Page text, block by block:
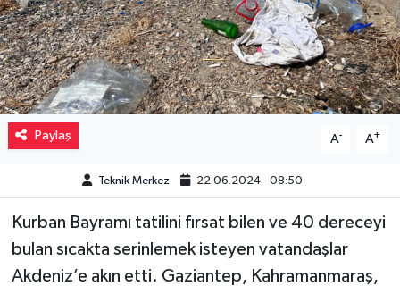
Paylaş A- A+
Teknik Merkez 22.06.2024 - 08:50
Kurban Bayramı tatilini fırsat bilen ve 40 dereceyi
bulan sıcakta serinlemek isteyen vatandaşlar
Akdeniz’e akın etti. Gaziantep, Kahramanmaraş,
Piyasa
Resmi İlanlar
Sağlık
Spor